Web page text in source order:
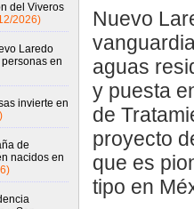
del Viveros
2026)
Laredo
en
invierte en
de
nacidos en
Nuevo
aguas
y puesta
de
proyecto
que es
tipo en